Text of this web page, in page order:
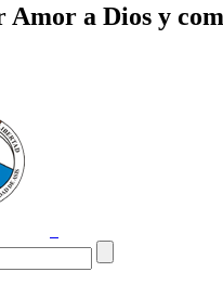
Amor a Dios y